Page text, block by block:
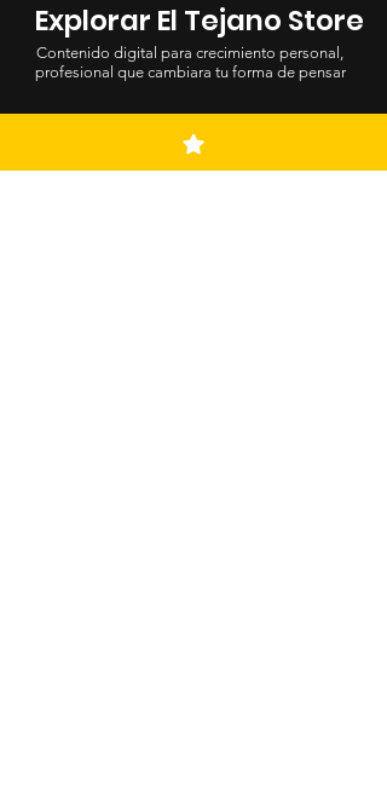
Explorar El Tejano Store
Contenido digital para crecimiento personal,
profesional que cambiara tu forma de pensar